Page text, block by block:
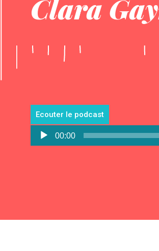
Clara
Ecouter le podcast
Lecteur
audio
00:00